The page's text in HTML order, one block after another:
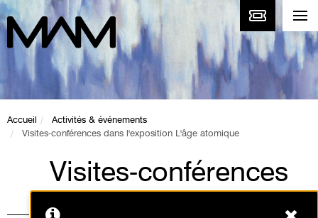
Accueil
Activités & événements
Visites-conférences dans l'exposition L'âge atomique
Visites-conférences
dans l'exposition